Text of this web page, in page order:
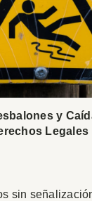
y
Legales
sin